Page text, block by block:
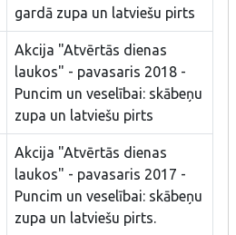
gardā zupa un latviešu pirts
Akcija "Atvērtās dienas
laukos" - pavasaris 2018 -
Puncim un veselībai: skābeņu
zupa un latviešu pirts
Akcija "Atvērtās dienas
laukos" - pavasaris 2017 -
Puncim un veselībai: skābeņu
zupa un latviešu pirts.